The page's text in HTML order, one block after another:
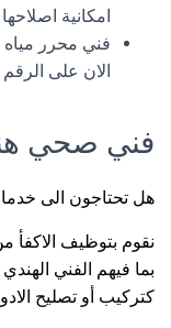
امكانية
فني محرر
الان على الرقم
فني صحي
هل تحتاجون الى
نقوم بتوظيف الاكفأ
بما فيهم الفني
كتركيب أو تصليح